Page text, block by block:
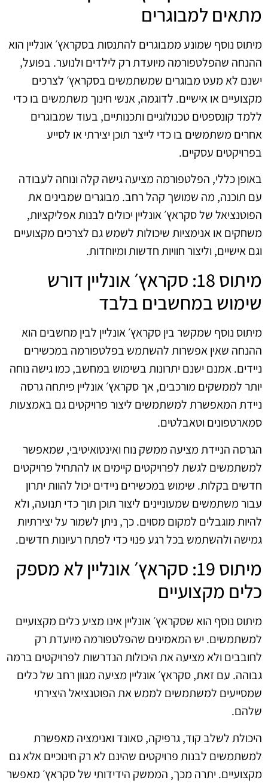
מתאים למבוגרים
מיתוס נוסף שמונע ממבוגרים להתנסות בסקראץ׳ אונליין הוא
ההנחה שהפלטפורמה מיועדת רק לילדים ולנוער. בפועל,
ישנם לא מעט מבוגרים שמשתמשים בסקראץ׳ לצרכים
מקצועיים או אישיים. לדוגמה, אנשי חינוך משתמשים בו כדי
ללמד קונספטים טכנולוגיים ותכנותיים, בעוד שמבוגרים
אחרים משתמשים בו כדי לייצר תוכן יצירתי או לסייע
בפרויקטים עסקיים.
באופן כללי, הפלטפורמה מציעה גישה קלה ונוחה לעבודה
עם תוכנה, מה שמושך קהל רחב. מבוגרים שמבינים את
הפוטנציאל של סקראץ׳ אונליין יכולים לבנות אפליקציות,
משחקים או אנימציות שיכולות לשמש גם לצרכים מקצועיים
וגם אישיים, וליצור חוויות חדשות ומיוחדות.
מיתוס 18: סקראץ׳ אונליין דורש
שימוש במחשבים בלבד
מיתוס נוסף שמקשר בין סקראץ׳ אונליין לבין מחשבים הוא
ההנחה שאין אפשרות להשתמש בפלטפורמה במכשירים
ניידים. אמנם ישנם יתרונות בשימוש במחשב, כמו גישה נוחה
יותר לממשקים מורכבים, אך סקראץ׳ אונליין פיתחה גרסה
ניידת המאפשרת למשתמשים ליצור פרויקטים גם באמצעות
סמארטפונים וטאבלטים.
הגרסה הניידת מציעה ממשק נוח ואינטואיטיבי, שמאפשר
למשתמשים לגשת לפרויקטים קיימים או להתחיל פרויקטים
חדשים בקלות. שימוש במכשירים ניידים יכול להוות יתרון
עבור משתמשים שמעוניינים ליצור תוכן תוך כדי תנועה, ולא
להיות מוגבלים למקום מסוים. כך, ניתן לשמור על יצירתיות
גמישה ולהשתמש בכל רגע פנוי כדי לפתח רעיונות חדשים.
מיתוס 19: סקראץ׳ אונליין לא מספק
כלים מקצועיים
מיתוס נוסף הוא שסקראץ׳ אונליין אינו מציע כלים מקצועיים
למשתמשים. יש המאמינים שהפלטפורמה מיועדת רק
לחובבים ולא מציעה את היכולות הנדרשות לפרויקטים ברמה
גבוהה. עם זאת, סקראץ׳ אונליין מציעה מגוון רחב של כלים
שמסייעים למשתמשים לממש את הפוטנציאל היצירתי
שלהם.
היכולת לשלב קוד, גרפיקה, סאונד ואנימציה מאפשרת
למשתמשים לבנות פרויקטים שהינם לא רק חינוכיים אלא גם
מקצועיים. יתרה מכך, הממשק הידידותי של סקראץ׳ מאפשר